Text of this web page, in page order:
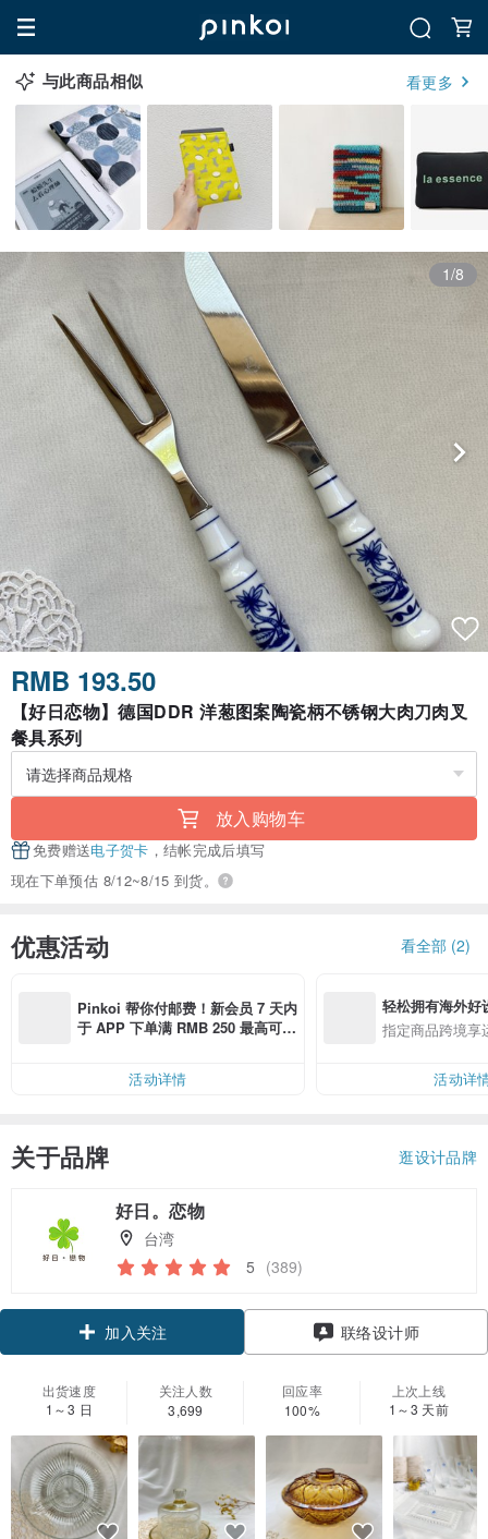
与此商品相似 看更多
1/8
RMB 193.50
【好日恋物】德国DDR 洋葱图案陶瓷柄不锈钢大肉刀肉叉
餐具系列
放入购物车
免费赠送电子贺卡 ，结帐完成后填写
现在下单预估 8/12~8/15 到货。
优惠活动 看全部 (2)
Pinkoi 帮你付邮费！新会员 7 天内
于 APP 下单满 RMB 250 最高可折
活动详情
轻松拥有海外好
指定商品跨境享
活动详
关于品牌 逛设计品牌
好日。恋物
台湾
5 (389)
加入关注 联络设计师
出货速度
1～3 日
关注人数
3,699
回应率
100%
上次上线
1～3 天前